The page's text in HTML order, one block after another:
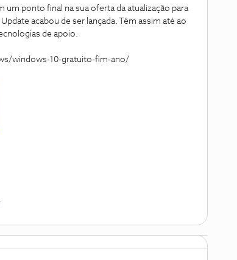
ponto final na sua oferta da atualização para
acabou de ser lançada. Têm assim até ao
de apoio.
windows-10-gratuito-fim-ano/